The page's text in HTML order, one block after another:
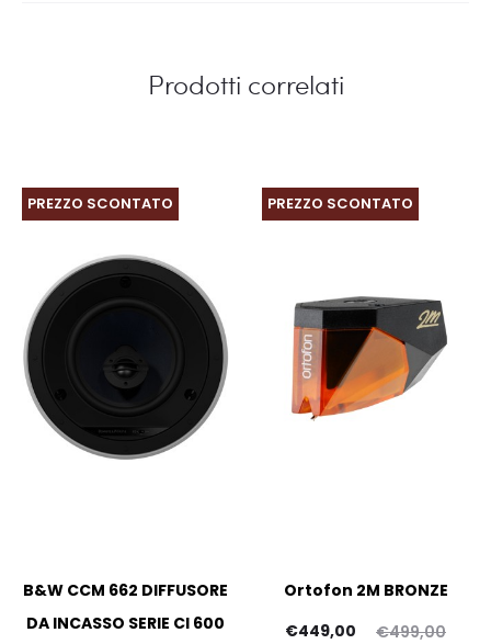
Prodotti correlati
PREZZO SCONTATO
B&W CCM 662 DIFFUSORE
DA INCASSO SERIE CI 600
PREZZO SCONTATO
Ortofon 2M BRONZE
€499,00
Il
€449,00